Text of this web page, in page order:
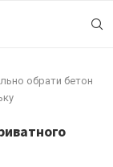
обрати бетон